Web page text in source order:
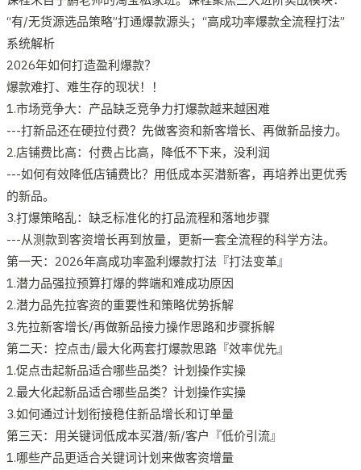
“有/无货源选品策略”打通爆款源头；“高成功率爆款全流程打法”
系统解析
2026年如何打造盈利爆款？
爆款难打、难生存的现状！！
1.市场竞争大：产品缺乏竞争力打爆款越来越困难
---打新品还在硬拉付费？先做客资和新客增长、再做新品接力。
2.店铺费比高：付费占比高，降低不下来，没利润
---如何有效降低店铺费比？用低成本买潜新客，再培养出更优秀
的新品。
3.打爆策略乱：缺乏标准化的打品流程和落地步骤
---从测款到客资增长再到放量，更新一套全流程的科学方法。
第一天：2026年高成功率盈利爆款打法『打法变革』
1.潜力品强拉预算打爆的弊端和难成功原因
2.潜力品先拉客资的重要性和策略优势拆解
3.先拉新客增长/再做新品接力操作思路和步骤拆解
第二天：控点击/最大化两套打爆款思路『效率优先』
1.促点击起新品适合哪些品类？计划操作实操
2.最大化起新品适合哪些品类？计划操作实操
3.如何通过计划衔接稳住新品增长和订单量
第三天：用关键词低成本买潜/新/客户『低价引流』
1.哪些产品更适合关键词计划来做客资增量